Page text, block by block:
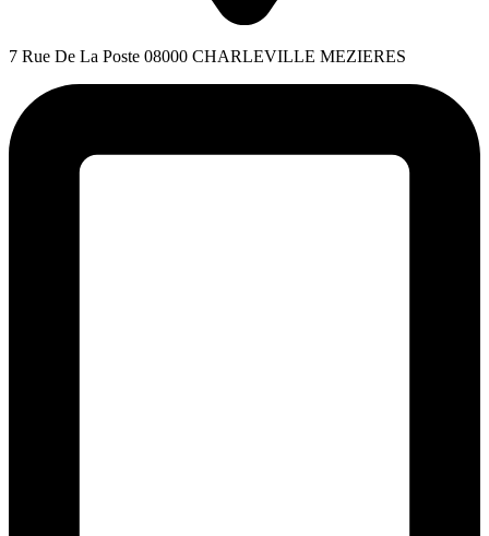
7 Rue De La Poste 08000 CHARLEVILLE MEZIERES